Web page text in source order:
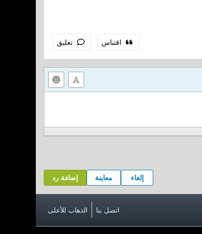
اقتباس تعليق
إضافة رد معاينة إلغاء
اتصل بنا الذهاب للأعلى